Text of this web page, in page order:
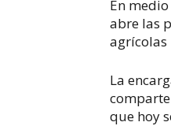
En
abre las
agrícolas
La
que hoy